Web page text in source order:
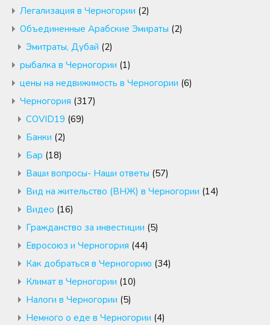
Легализация в Черногории (2)
Объединенные Арабские Эмираты (2)
Эмитраты, Дубай (2)
рыбалка в Черногории (1)
цены на недвижимость в Черногории (6)
Черногория (317)
COVID19 (69)
Банки (2)
Бар (18)
Ваши вопросы- Наши ответы (57)
Вид на жительство (ВНЖ) в Черногории (14)
Видео (16)
Гражданство за инвестиции (5)
Евросоюз и Черногория (44)
Как добраться в Черногорию (34)
Климат в Черногории (10)
Налоги в Черногории (5)
Немного о еде в Черногории (4)